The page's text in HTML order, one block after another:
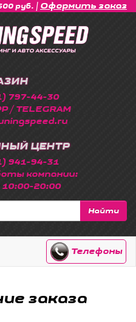
руб. | Оформить заказ
797-44-30
/ TELEGRAM
ЦЕНТР
941-94-31
компании:
20:00
Найти
Телефоны
заказа